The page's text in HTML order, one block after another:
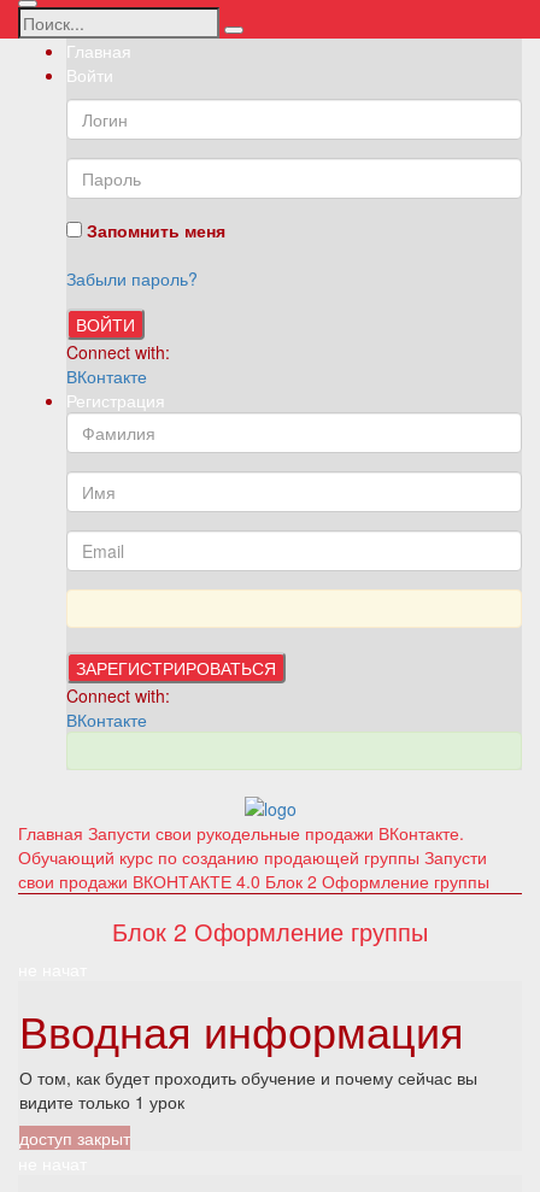
Главная
Войти
Запомнить меня
Забыли пароль?
ВОЙТИ
Connect with:
ВКонтакте
Регистрация
Connect with:
ВКонтакте
Главная Запусти свои рукодельные продажи ВКонтакте.
Обучающий курс по созданию продающей группы Запусти
свои продажи ВКОНТАКТЕ 4.0 Блок 2 Оформление группы
Блок 2 Оформление группы
Вводная информация
О том, как будет проходить обучение и почему сейчас вы
видите только 1 урок
доступ закрыт